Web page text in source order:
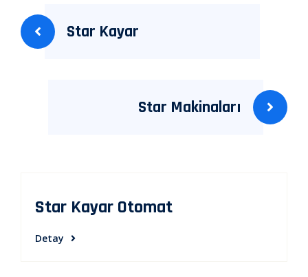
Yazı
gezinmesi
Star Kayar
Star Makinaları
Star Kayar Otomat
Detay